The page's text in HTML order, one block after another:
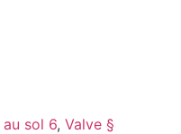
sol 6, Valve §